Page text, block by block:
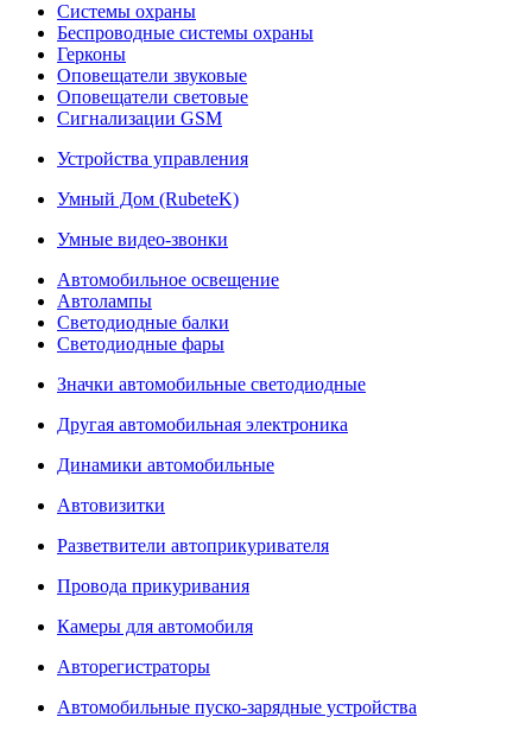
Системы охраны
Беспроводные системы охраны
Герконы
Оповещатели звуковые
Оповещатели световые
Сигнализации GSM
Устройства управления
Умный Дом (RubeteK)
Умные видео-звонки
Автомобильное освещение
Автолампы
Светодиодные балки
Светодиодные фары
Значки автомобильные светодиодные
Другая автомобильная электроника
Динамики автомобильные
Автовизитки
Разветвители автоприкуривателя
Провода прикуривания
Камеры для автомобиля
Авторегистраторы
Автомобильные пуско-зарядные устройства